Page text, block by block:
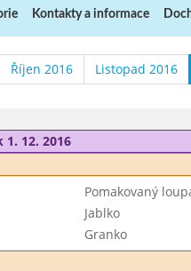
Kontakty a informace
Říjen 2016 Listopad 2016
1. 12. 2016
Pomakovaný
Jablko
Granko